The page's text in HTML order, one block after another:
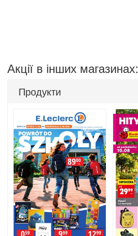
Акції в інших магазинах:
Продукти